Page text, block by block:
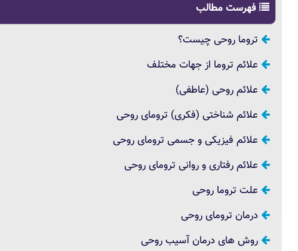
فهرست مطالب
تروما روحی چیست؟
علائم تروما از جهات مختلف
علائم روحی (عاطفی)
علائم شناختی (فکری) ترومای روحی
علائم فیزیکی و جسمی ترومای روحی
علائم رفتاری و روانی ترومای روحی
علت تروما روحی
درمان ترومای روحی
روش‌ های درمان آسیب روحی